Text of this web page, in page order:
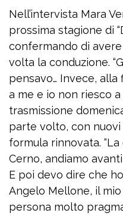
Nell’intervista Mara
prossima stagione di
confermando di
volta la conduzione.
pensavo… Invece, alla
a me e io non riesco a
trasmissione
parte volto, con
formula rinnovata.
Cerno, andiamo
E poi devo dire che
Angelo Mellone, il
persona molto